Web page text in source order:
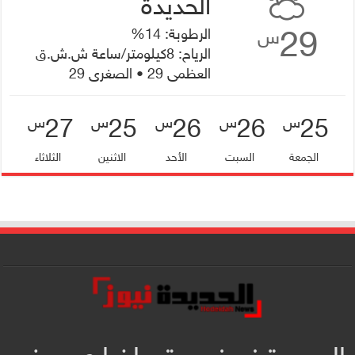
29س
الرطوبة: 14%
الرياح: 8كيلومتر/ساعة ش.ش.ق‎
العظمى 29 • الصغرى 29
25س
الجمعة
26س
السبت
26س
الأحد
25س
الاثنين
27س
الثلاثاء